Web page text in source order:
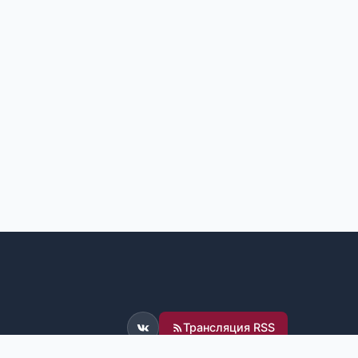
ВКонтакте
Трансляция RSS